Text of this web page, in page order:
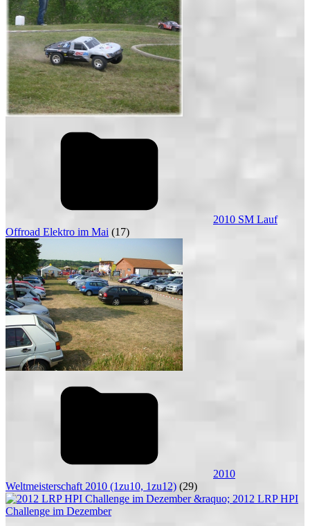
2010 SM Lauf
Offroad Elektro im Mai (17)
2010
Weltmeisterschaft 2010 (1zu10, 1zu12) (29)